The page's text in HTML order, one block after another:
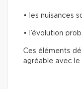
• les nuisances
• l’évolution
Ces éléments
agréable avec le